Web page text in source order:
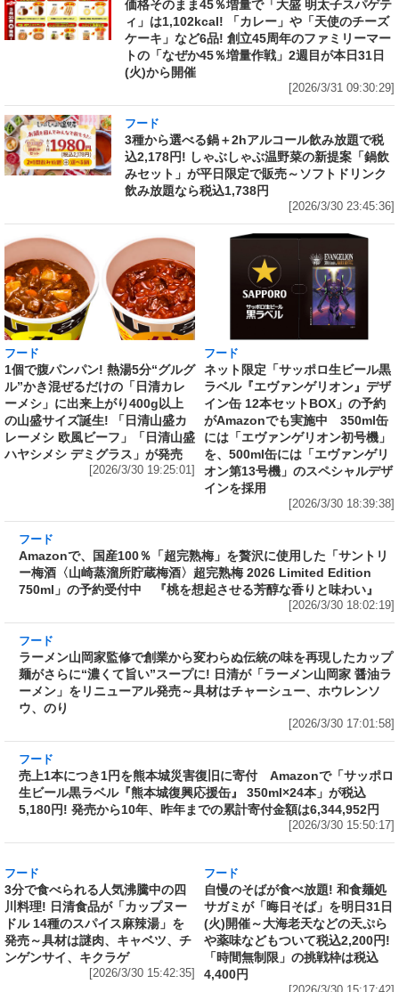
価格そのまま45％増量で「大盛 明太子スパゲテ
ィ」は1,102kcal! 「カレー」や「天使のチーズ
ケーキ」など6品! 創立45周年のファミリーマー
トの「なぜか45％増量作戦」2週目が本日31日
(火)から開催
[2026/3/31 09:30:29]
フード
3種から選べる鍋＋2hアルコール飲み放題で税
込2,178円! しゃぶしゃぶ温野菜の新提案「鍋飲
みセット」が平日限定で販売～ソフトドリンク
飲み放題なら税込1,738円
[2026/3/30 23:45:36]
フード
1個で腹パンパン! 熱湯5分“グルグ
ル”かき混ぜるだけの「日清カレ
ーメシ」に出来上がり400g以上
の山盛サイズ誕生! 「日清山盛カ
レーメシ 欧風ビーフ」「日清山盛
ハヤシメシ デミグラス」が発売
[2026/3/30 19:25:01]
フード
ネット限定「サッポロ生ビール黒
ラベル『エヴァンゲリオン』デザ
イン缶 12本セットBOX」の予約
がAmazonでも実施中 350ml缶
には「エヴァンゲリオン初号機」
を、500ml缶には「エヴァンゲリ
オン第13号機」のスペシャルデザ
インを採用
[2026/3/30 18:39:38]
Amazonで、国産100％「超完熟梅」を贅沢に使
用した「サントリー梅酒〈山崎蒸溜所貯蔵梅
酒〉超完熟梅 2026 Limited Edition 750ml」の
予約受付中 『桃を想起させる芳醇な香りと味
わい』
フード
ラーメン山岡家監修で創業から変わらぬ伝統の
ープに! 日清が「ラーメン山岡家 醤油ラーメ
ン」をリニューアル発売～具材はチャーシュ
[2026/3/30 17:01:58]
フード
売上1本につき1円を熊本城災害復旧に寄付
Amazonで「サッポロ生ビール黒ラベル『熊本
発売から10年、昨年までの累計寄付金額は
6,344,952円
[2026/3/30 15:50:17]